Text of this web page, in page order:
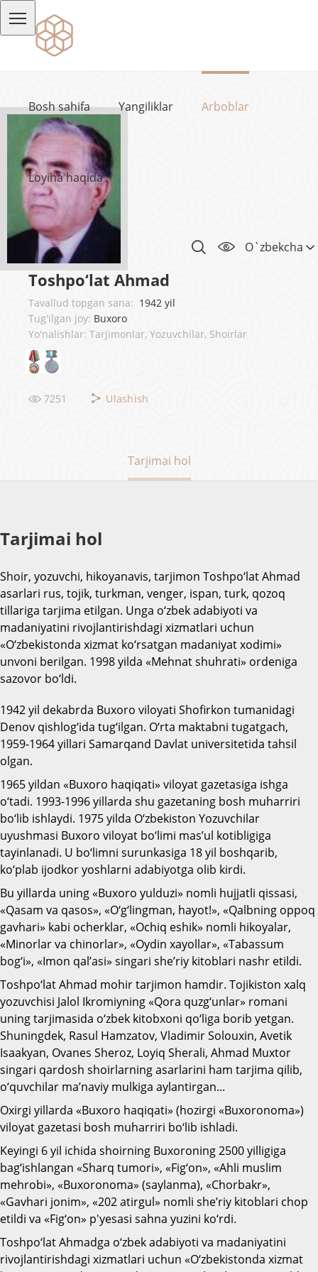
Bosh sahifa Yangiliklar Arboblar
Loyiha haqida
O`zbekcha
Toshpo‘lat Ahmad
Tavallud topgan sana: 1942 yil
Tug'ilgan joy: Buxoro
Yo'nalishlar: Tarjimonlar, Yozuvchilar, Shoirlar
7251 Ulashish
Tarjimai hol
Tarjimai hol
Shoir, yozuvchi, hikoyanavis, tarjimon Toshpo‘lat Ahmad
asarlari rus, tojik, turkman, venger, ispan, turk, qozoq
tillariga tarjima etilgan. Unga o‘zbek adabiyoti va
madaniyatini rivojlantirishdagi xizmatlari uchun
«O‘zbekistonda xizmat ko‘rsatgan madaniyat xodimi»
unvoni berilgan. 1998 yilda «Mehnat shuhrati» ordeniga
sazovor bo‘ldi.
1942 yil dekabrda Buxoro viloyati Shofirkon tumanidagi
Denov qishlog‘ida tug‘ilgan. O‘rta maktabni tugatgach,
1959-1964 yillari Samarqand Davlat universitetida tahsil
olgan.
1965 yildan «Buxoro haqiqati» viloyat gazetasiga ishga
o‘tadi. 1993-1996 yillarda shu gazetaning bosh muharriri
bo‘lib ishlaydi. 1975 yilda O‘zbekiston Yozuvchilar
uyushmasi Buxoro viloyat bo‘limi mas’ul kotibligiga
tayinlanadi. U bo‘limni surunkasiga 18 yil boshqarib,
ko‘plab ijodkor yoshlarni adabiyotga olib kirdi.
Bu yillarda uning «Buxoro yulduzi» nomli hujjatli qissasi,
«Qasam va qasos», «O‘g‘lingman, hayot!», «Qalbning oppoq
gavhari» kabi ocherklar, «Ochiq eshik» nomli hikoyalar,
«Minorlar va chinorlar», «Oydin xayollar», «Tabassum
bog‘i», «Imon qal’asi» singari she’riy kitoblari nashr etildi.
Toshpo‘lat Ahmad mohir tarjimon hamdir. Tojikiston xalq
yozuvchisi Jalol Ikromiyning «Qora quzg‘unlar» romani
uning tarjimasida o‘zbek kitobxoni qo‘liga borib yetgan.
Shuningdek, Rasul Hamzatov, Vladimir Solouxin, Avetik
Isaakyan, Ovanes Sheroz, Loyiq Sherali, Ahmad Muxtor
singari qardosh shoirlarning asarlarini ham tarjima qilib,
o‘quvchilar ma’naviy mulkiga aylantirgan...
Oxirgi yillarda «Buxoro haqiqati» (hozirgi «Buxoronoma»)
viloyat gazetasi bosh muharriri bo‘lib ishladi.
Keyingi 6 yil ichida shoirning Buxoroning 2500 yilligiga
bag‘ishlangan «Sharq tumori», «Fig‘on», «Ahli muslim
mehrobi», «Buxoronoma» (saylanma), «Chorbakr»,
«Gavhari jonim», «202 atirgul» nomli she’riy kitoblari chop
etildi va «Fig‘on» p'yesasi sahna yuzini ko‘rdi.
Toshpo‘lat Ahmadga o‘zbek adabiyoti va madaniyatini
rivojlantirishdagi xizmatlari uchun «O‘zbekistonda xizmat